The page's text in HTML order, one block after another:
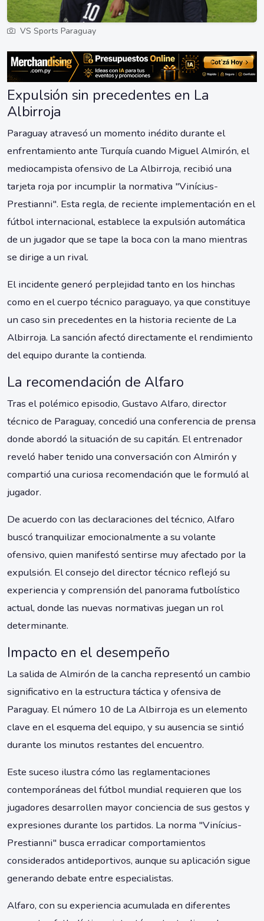
VS Sports Paraguay
Expulsión sin precedentes en La
Albirroja
Paraguay atravesó un momento inédito durante el
enfrentamiento ante Turquía cuando Miguel Almirón, el
mediocampista ofensivo de La Albirroja, recibió una
tarjeta roja por incumplir la normativa "Vinícius-
Prestianni". Esta regla, de reciente implementación en el
fútbol internacional, establece la expulsión automática
de un jugador que se tape la boca con la mano mientras
se dirige a un rival.
El incidente generó perplejidad tanto en los hinchas
como en el cuerpo técnico paraguayo, ya que constituye
un caso sin precedentes en la historia reciente de La
Albirroja. La sanción afectó directamente el rendimiento
del equipo durante la contienda.
La recomendación de Alfaro
Tras el polémico episodio, Gustavo Alfaro, director
técnico de Paraguay, concedió una conferencia de prensa
donde abordó la situación de su capitán. El entrenador
reveló haber tenido una conversación con Almirón y
compartió una curiosa recomendación que le formuló al
jugador.
De acuerdo con las declaraciones del técnico, Alfaro
buscó tranquilizar emocionalmente a su volante
ofensivo, quien manifestó sentirse muy afectado por la
expulsión. El consejo del director técnico reflejó su
experiencia y comprensión del panorama futbolístico
actual, donde las nuevas normativas juegan un rol
determinante.
Impacto en el desempeño
La salida de Almirón de la cancha representó un cambio
significativo en la estructura táctica y ofensiva de
Paraguay. El número 10 de La Albirroja es un elemento
clave en el esquema del equipo, y su ausencia se sintió
durante los minutos restantes del encuentro.
Este suceso ilustra cómo las reglamentaciones
contemporáneas del fútbol mundial requieren que los
jugadores desarrollen mayor conciencia de sus gestos y
expresiones durante los partidos. La norma "Vinícius-
Prestianni" busca erradicar comportamientos
considerados antideportivos, aunque su aplicación sigue
generando debate entre especialistas.
Alfaro, con su experiencia acumulada en diferentes